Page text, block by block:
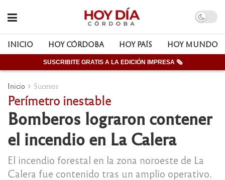
INICIO HOY CÓRDOBA HOY PAÍS HOY MUNDO
SUSCRIBITE GRATIS A LA EDICIÓN IMPRESA 🗞
Inicio Sucesos
Perímetro inestable
Bomberos lograron contener
el incendio en La Calera
El incendio forestal en la zona noroeste de La
Calera fue contenido tras un amplio operativo.